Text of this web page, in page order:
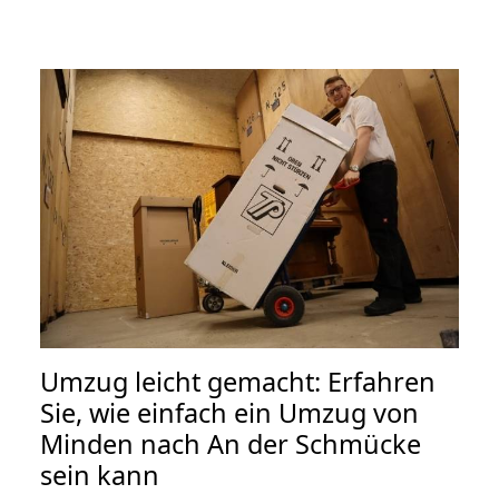
Umzug leicht gemacht: Erfahren
Sie, wie einfach ein Umzug von
Minden nach An der Schmücke
sein kann